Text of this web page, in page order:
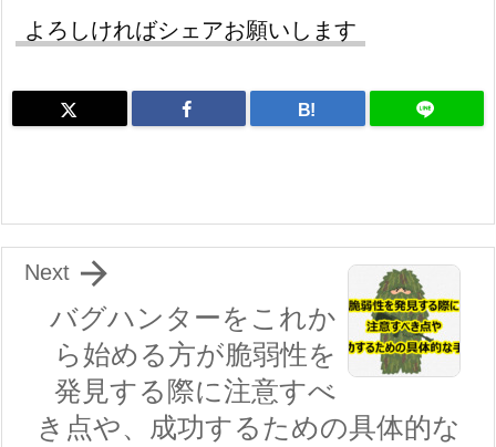
よろしければシェアお願いします
B!
バグハンターをこれか
ら始める方が脆弱性を
発見する際に注意すべ
き点や、成功するための具体的な

Next